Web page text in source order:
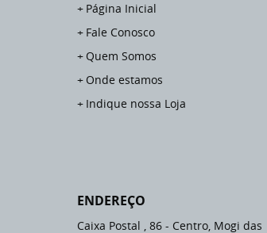
Página Inicial
Fale Conosco
Quem Somos
Onde estamos
Indique nossa Loja
ENDEREÇO
Caixa Postal , 86 - Centro, Mogi das